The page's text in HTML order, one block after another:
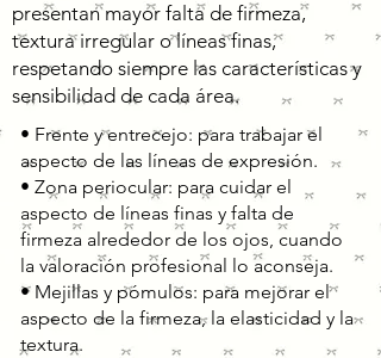
presentan mayor falta de firmeza,
textura irregular o líneas finas,
respetando siempre las características y
sensibilidad de cada área.
• Frente y entrecejo: para trabajar el
aspecto de las líneas de expresión.
• Zona periocular: para cuidar el
aspecto de líneas finas y falta de
firmeza alrededor de los ojos, cuando
la valoración profesional lo aconseja.
• Mejillas y pómulos: para mejorar el
aspecto de la firmeza, la elasticidad y la
textura.